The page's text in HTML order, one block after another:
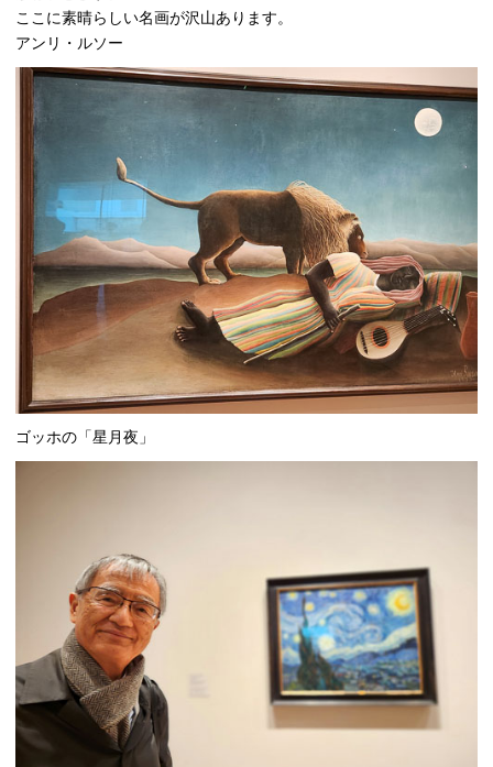
ここに素晴らしい名画が沢山あります。
アンリ・ルソー
ゴッホの「星月夜」